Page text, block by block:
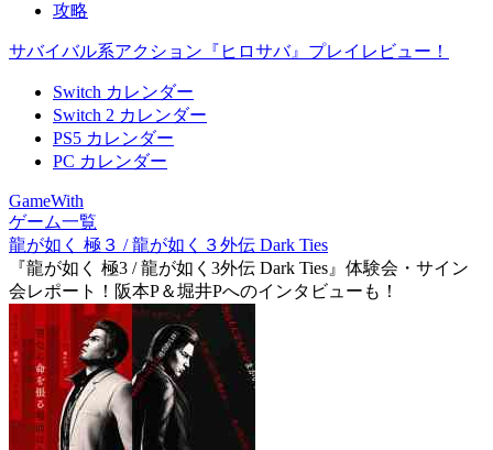
攻略
サバイバル系アクション『ヒロサバ』プレイレビュー！
Switch カレンダー
Switch 2 カレンダー
PS5 カレンダー
PC カレンダー
GameWith
ゲーム一覧
龍が如く 極３ / 龍が如く３外伝 Dark Ties
『龍が如く 極3 / 龍が如く3外伝 Dark Ties』体験会・サイン
会レポート！阪本P＆堀井Pへのインタビューも！